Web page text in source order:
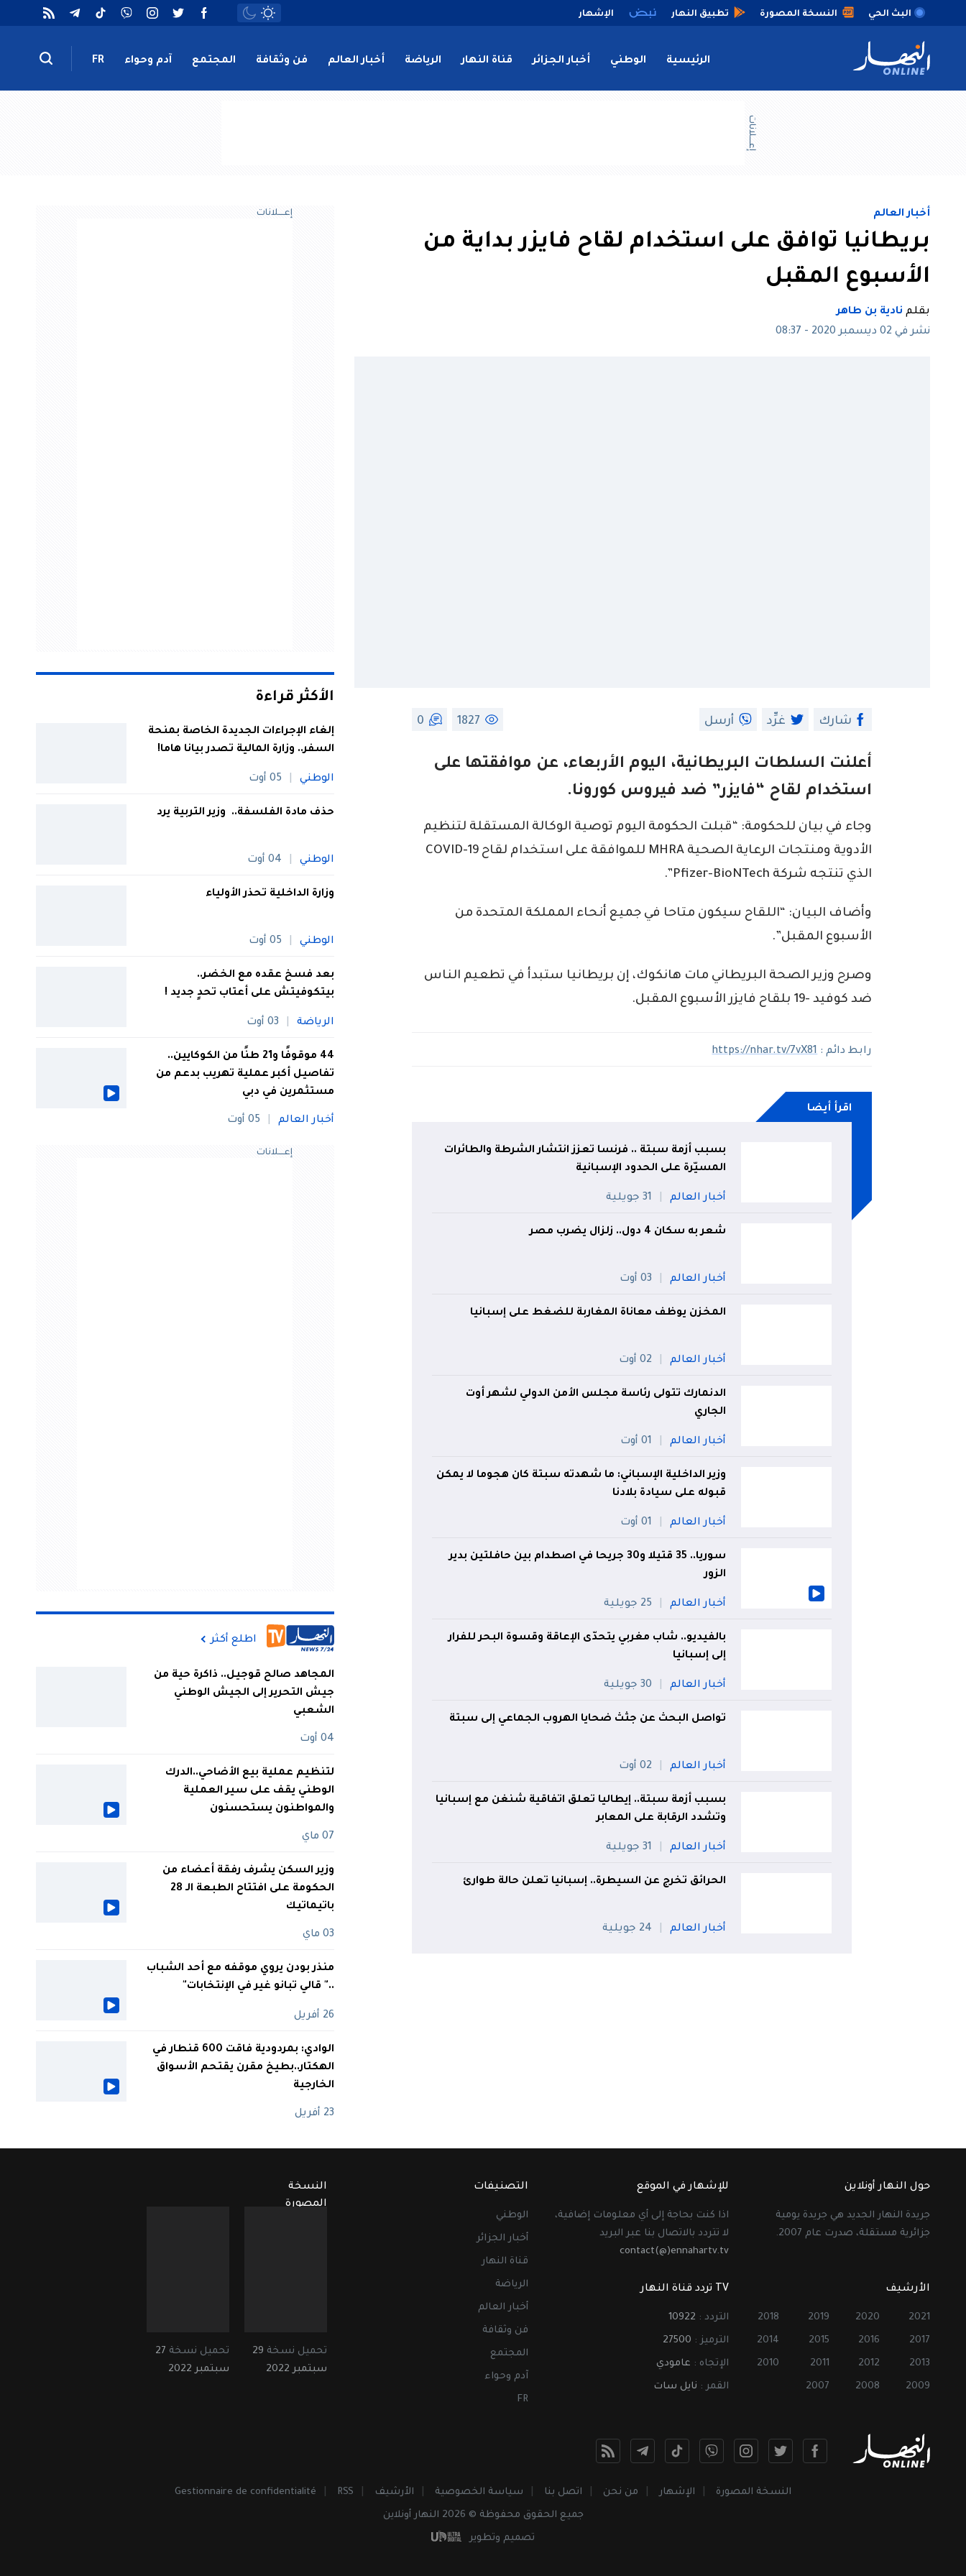
البث الحي النسخة المصورة تطبيق النهار الإشهار
الرئيسية الوطني أخبار الجزائر قناة النهار الرياضة أخبار العالم فن وثقافة المجتمع آدم وحواء FR
إعــــلانات
أخبار العالم
بريطانيا توافق على استخدام لقاح فايزر بداية من
الأسبوع المقبل
بقلم نادية بن طاهر
نشر في 02 ديسمبر 2020 - 08:37
شارك غرِّد أرسل 1827
0
أعلنت السلطات البريطانية، اليوم الأربعاء، عن موافقتها على
استخدام لقاح “فايزر” ضد فيروس كورونا.
وجاء في بيان للحكومة: “قبلت الحكومة اليوم توصية الوكالة المستقلة لتنظيم
الأدوية ومنتجات الرعاية الصحية MHRA للموافقة على استخدام لقاح COVID-19
الذي تنتجه شركة Pfizer-BioNTech”.
وأضاف البيان: “اللقاح سيكون متاحا في جميع أنحاء المملكة المتحدة من
الأسبوع المقبل”.
وصرح وزير الصحة البريطاني مات هانكوك، إن بريطانيا ستبدأ في تطعيم الناس
ضد كوفيد -19 بلقاح فايزر الأسبوع المقبل.
رابط دائم :https://nhar.tv/7vX81
اقرأ أيضا
بسبب أزمة سبتة .. فرنسا تعزز انتشار الشرطة والطائرات
المسيّرة على الحدود الإسبانية
أخبار العالم 31 جويلية
شعر به سكان 4 دول.. زلزال يضرب مصر
أخبار العالم 03 أوت
المخزن يوظف معاناة المغاربة للضغط على إسبانيا
أخبار العالم 02 أوت
الدنمارك تتولى رئاسة مجلس الأمن الدولي لشهر أوت
الجاري
أخبار العالم 01 أوت
وزير الداخلية الإسباني: ما شهدته سبتة كان هجوما لا يمكن
قبوله على سيادة بلادنا
أخبار العالم 01 أوت
سوريا.. 35 قتيلا و30 جريحا في اصطدام بين حافلتين بدير
الزور
أخبار العالم 25 جويلية
بالفيديو.. شاب مغربي يتحدّى الإعاقة وقسوة البحر للفرار
إلى إسبانيا
أخبار العالم 30 جويلية
تواصل البحث عن جثث ضحايا الهروب الجماعي إلى سبتة
أخبار العالم 02 أوت
بسبب أزمة سبتة.. إيطاليا تعلق اتفاقية شنغن مع إسبانيا
وتشدد الرقابة على المعابر
أخبار العالم 31 جويلية
الحرائق تخرج عن السيطرة.. إسبانيا تعلن حالة طوارئ
أخبار العالم 24 جويلية
إعــــلانات
الأكثر قراءة
إلغاء الإجراءات الجديدة الخاصة بمنحة
السفر.. وزارة المالية تصدر بيانا هاما!
الوطني 05 أوت
حذف مادة الفلسفة.. وزير التربية يرد
الوطني 04 أوت
وزارة الداخلية تحذر الأولياء
الوطني 05 أوت
بعد فسخ عقده مع الخضر..
بيتكوفيتش على أعتاب تحدٍ جديد !
الرياضة 03 أوت
44 موقوفًا و21 طنًا من الكوكايين..
تفاصيل أكبر عملية تهريب بدعم من
مستثمرين في دبي
أخبار العالم 05 أوت
إعــــلانات
اطلع أكثر
المجاهد صالح قوجيل.. ذاكرة حية من
جيش التحرير إلى الجيش الوطني
الشعبي
04 أوت
لتنظيم عملية بيع الأضاحي..الدرك
الوطني يقف على سير العملية
والمواطنون يستحسنون
07 ماي
وزير السكن يشرف رفقة أعضاء من
الحكومة على افتتاح الطبعة الـ 28
باتيماتيك
03 ماي
منذر بودن يروي موقفه مع أحد الشباب
.." قالي تبانو غير في الإنتخابات"
26 أفريل
الوادي: بمردودية فاقت 600 قنطار في
الهكتار..بطيخ مقرن يقتحم الأسواق
الخارجية
23 أفريل
حول النهار أونلاين
جريدة النهار الجديد هي جريدة يومية
جزائرية مستقلة، صدرت عام 2007.
للإشهار في الموقع
اذا كنت بحاجة إلى أي معلومات إضافية،
لا تتردد بالاتصال بنا عبر البريد
contact(@)ennahartv.tv
الأرشيف
2021
2020
2019
2018
2017
2016
2015
2014
2013
2012
2011
2010
2009
2008
2007
TV تردد قناة النهار
التردد : 10922
الترميز : 27500
الإتجاه : عامودي
القمر : نايل سات
التصنيفات
الوطني
أخبار الجزائر
قناة النهار
الرياضة
أخبار العالم
فن وثقافة
المجتمع
آدم وحواء
FR
النسخة
المصورة
تحميل نسخة 29
سبتمبر 2022
تحميل نسخة 27
سبتمبر 2022
النسخة المصورة الإشهار من نحن اتصل بنا سياسة الخصوصية الأرشيف RSS
Gestionnaire de confidentialité
جميع الحقوق محفوظة © 2026 النهار أونلاين
تصميم وتطوير